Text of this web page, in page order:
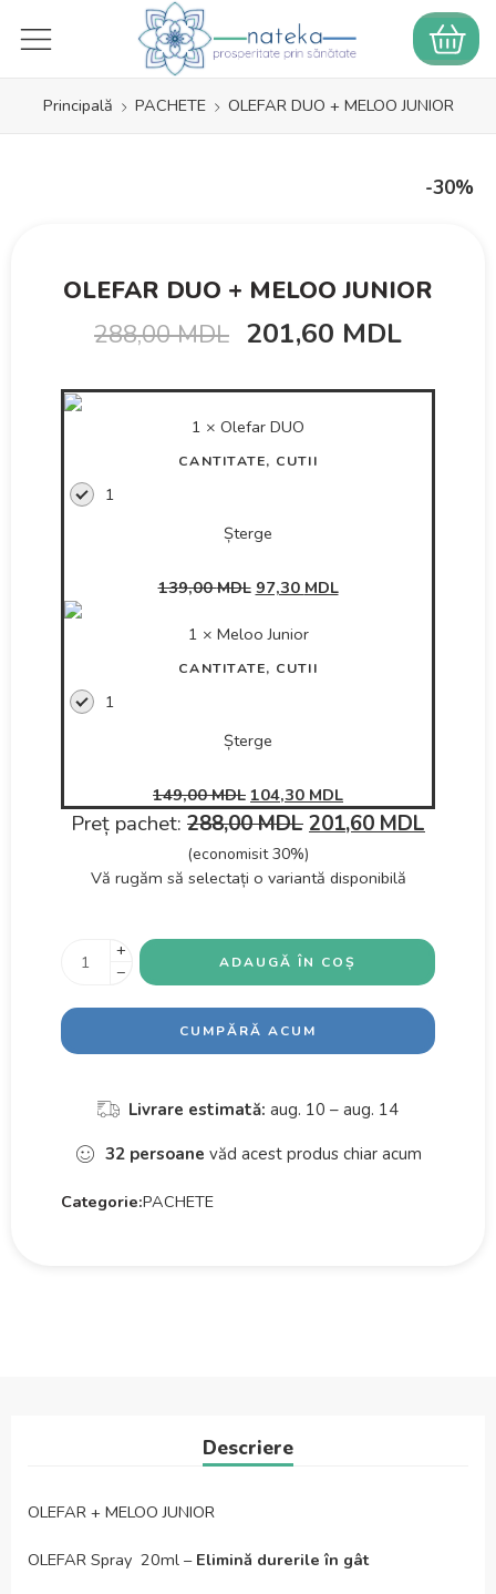
Principală PACHETE OLEFAR DUO + MELOO JUNIOR
-30%
OLEFAR DUO + MELOO JUNIOR
288,00MDL 201,60 MDL
1 × Olefar DUO
CANTITATE, CUTII
1
Șterge
139,00MDL 97,30 MDL
1 × Meloo Junior
CANTITATE, CUTII
1
Șterge
149,00MDL 104,30 MDL
Preț pachet: 288,00MDL201,60 MDL
(economisit 30%)
Vă rugăm să selectați o variantă disponibilă
+
−
ADAUGĂ ÎN COȘ
CUMPĂRĂ ACUM
Livrare estimată: aug. 10 – aug. 14
32 persoane văd acest produs chiar acum
Categorie:PACHETE
Descriere
OLEFAR + MELOO JUNIOR
OLEFAR Spray 20ml – Elimină durerile în gât